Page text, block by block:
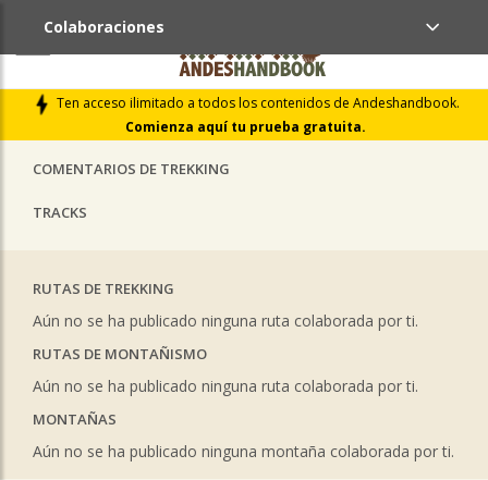
Ten acceso ilimitado a todos los contenidos de Andeshandbook.
Comienza aquí tu prueba gratuita.
Colaboraciones
ÚLTIMAS COLABORACIONES PUBLICADAS
LIBROS DE CUMBRES
COMENTARIOS DE TREKKING
TRACKS
RUTAS DE TREKKING
Aún no se ha publicado ninguna ruta colaborada por ti.
RUTAS DE MONTAÑISMO
Aún no se ha publicado ninguna ruta colaborada por ti.
MONTAÑAS
Aún no se ha publicado ninguna montaña colaborada por ti.